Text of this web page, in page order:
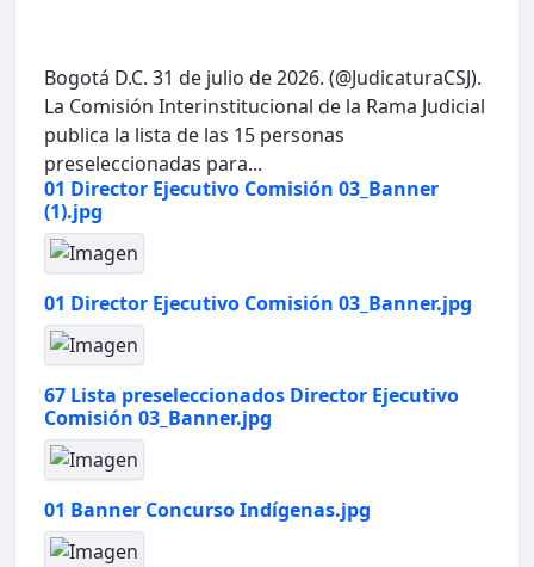
Bogotá D.C. 31 de julio de 2026. (@JudicaturaCSJ).
La Comisión Interinstitucional de la Rama Judicial
publica la lista de las 15 personas
preseleccionadas para...
01 Director Ejecutivo Comisión 03_Banner
(1).jpg
01 Director Ejecutivo Comisión 03_Banner.jpg
67 Lista preseleccionados Director Ejecutivo
Comisión 03_Banner.jpg
01 Banner Concurso Indígenas.jpg